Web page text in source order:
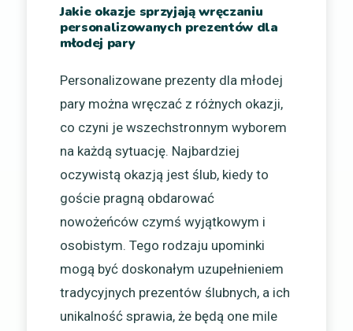
Jakie okazje sprzyjają wręczaniu
personalizowanych prezentów dla
młodej pary
Personalizowane prezenty dla młodej
pary można wręczać z różnych okazji,
co czyni je wszechstronnym wyborem
na każdą sytuację. Najbardziej
oczywistą okazją jest ślub, kiedy to
goście pragną obdarować
nowożeńców czymś wyjątkowym i
osobistym. Tego rodzaju upominki
mogą być doskonałym uzupełnieniem
tradycyjnych prezentów ślubnych, a ich
unikalność sprawia, że będą one mile